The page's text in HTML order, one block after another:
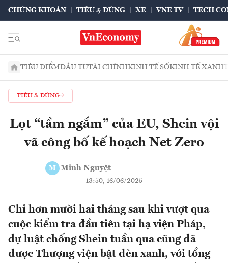
CHỨNG KHOÁN TIÊU & DÙNG XE VNE TV TECH
TIÊU ĐIỂMĐẦU TƯTÀI CHÍNHKINH TẾ SỐKINH TẾ XANH
TIÊU & DÙNG
Lọt “tầm ngắm” của EU, Shein vội
vã công bố kế hoạch Net Zero
M Minh Nguyệt
13:50, 16/06/2025
Chỉ hơn mười hai tháng sau khi vượt qua
cuộc kiểm tra đầu tiên tại hạ viện Pháp,
dự luật chống Shein tuần qua cũng đã
được Thượng viện bật đèn xanh, với tổng